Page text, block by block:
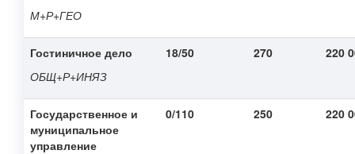
М+Р+ГЕО
Гостиничное дело
ОБЩ+Р+ИНЯЗ
18/50 270 220
Государственное и
муниципальное
управление
0/110 250 220